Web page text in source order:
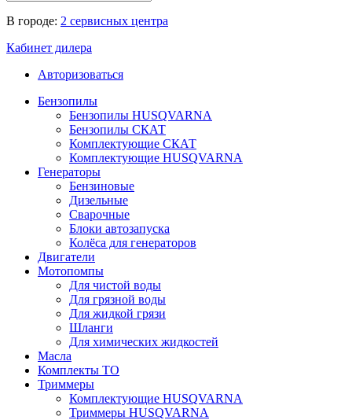
В городе: 2 сервисных центра
Кабинет дилера
Авторизоваться
Бензопилы
Бензопилы HUSQVARNA
Бензопилы СКАТ
Комплектующие СКАТ
Комплектующие HUSQVARNA
Генераторы
Бензиновые
Дизельные
Сварочные
Блоки автозапуска
Колёса для генераторов
Двигатели
Мотопомпы
Для чистой воды
Для грязной воды
Для жидкой грязи
Шланги
Для химических жидкостей
Масла
Комплекты ТО
Триммеры
Комплектующие HUSQVARNA
Триммеры HUSQVARNA